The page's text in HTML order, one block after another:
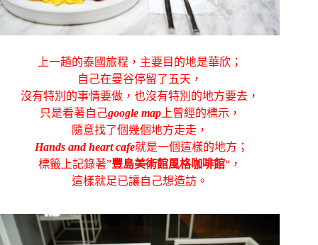
上一趟的泰國旅程，主要目的地是華欣；
自己在曼谷停留了五天，
沒有特別的事情要做，也沒有特別的地方要去，
只是看著自己google map上曾經的標示，
隨意找了個幾個地方走走，
Hands and heart cafe就是一個這樣的地方；
標籤上記錄著”豐島美術館風格咖啡館“，
這樣就足已讓自己想造訪。